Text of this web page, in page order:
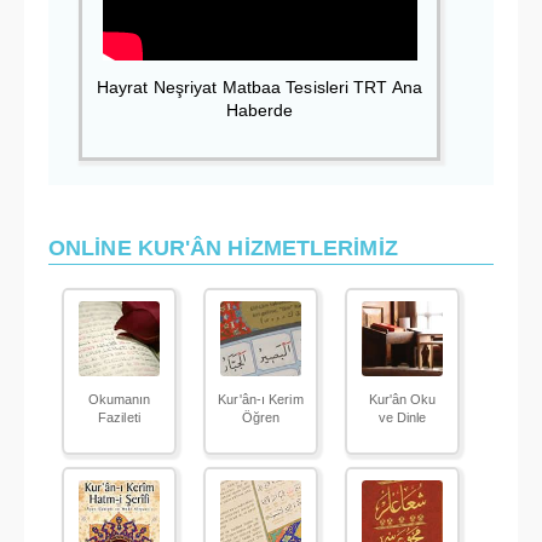
Hayrat Neşriyat Matbaa Tesisleri TRT Ana
Haberde
ONLİNE KUR'ÂN HİZMETLERİMİZ
Okumanın
Fazileti
Kur'ân-ı Kerim
Öğren
Kur'ân Oku
ve Dinle